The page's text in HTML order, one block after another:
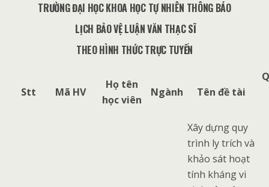
TRƯỜNG ĐẠI HỌC KHOA HỌC TỰ NHIÊN THÔNG BÁO
LỊCH BẢO VỆ LUẬN VĂN THẠC SĨ
THEO HÌNH THỨC TRỰC TUYẾN
Stt Mã HV
Họ tên
học viên
Ngành Tên đề tài
Xây dựng quy
trình ly trích và
khảo sát hoạt
tính kháng vi